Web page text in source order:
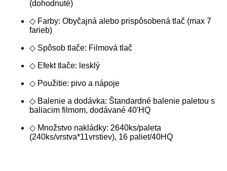
(dohodnuté)
◇ Farby: Obyčajná alebo prispôsobená tlač (max 7
farieb)
◇ Spôsob tlače: Filmová tlač
◇ Efekt tlače: lesklý
◇ Použitie: pivo a nápoje
◇ Balenie a dodávka: Štandardné balenie paletou s
baliacim filmom, dodávané 40'HQ
◇ Množstvo nakládky: 2640ks/paleta
(240ks/vrstva*11vrstiev), 16 paliet/40HQ